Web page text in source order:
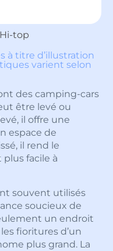
top
à titre d’illustration
varient selon
des camping-cars
être levé ou
il offre une
espace de
il rend le
facile à
souvent utilisés
soucieux de
un endroit
fioritures d’un
plus grand. La